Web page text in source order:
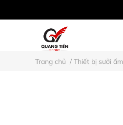
Trang chủ / Thiết bị sưởi ấm